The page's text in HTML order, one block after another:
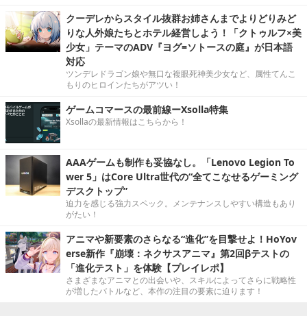
クーデレからスタイル抜群お姉さんまでよりどりみど
りな人外娘たちとホテル経営しよう！「クトゥルフ×美
少女」テーマのADV『ヨグ=ソトースの庭』が日本語
対応
ツンデレドラゴン娘や無口な複眼死神美少女など、属性てんこ
もりのヒロインたちがアツい！
ゲームコマースの最前線ーXsolla特集
Xsollaの最新情報はこちらから！
AAAゲームも制作も妥協なし。「Lenovo Legion To
wer 5」はCore Ultra世代の“全てこなせるゲーミング
デスクトップ”
迫力を感じる強力スペック。メンテナンスしやすい構造もあり
がたい！
アニマや新要素のさらなる“進化”を目撃せよ！HoYov
erse新作『崩壊：ネクサスアニマ』第2回βテストの
「進化テスト」を体験【プレイレポ】
さまざまなアニマとの出会いや、スキルによってさらに戦略性
が増したバトルなど、本作の注目の要素に迫ります！